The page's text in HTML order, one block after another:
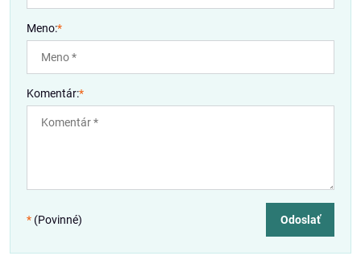
Meno:*
Komentár:*
* (Povinné) Odoslať